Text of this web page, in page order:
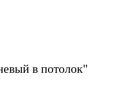
в потолок"